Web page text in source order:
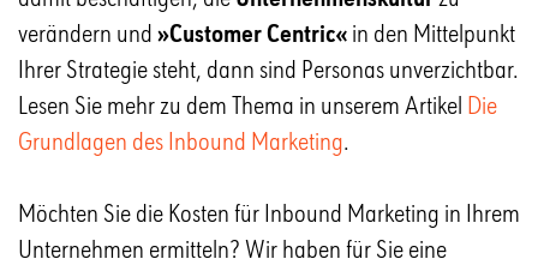
verändern und »Customer Centric« in den Mittelpunkt
Ihrer Strategie steht, dann sind Personas unverzichtbar.
Lesen Sie mehr zu dem Thema in unserem Artikel Die
Grundlagen des Inbound Marketing.
Möchten Sie die Kosten für Inbound Marketing in Ihrem
Unternehmen ermitteln? Wir haben für Sie eine